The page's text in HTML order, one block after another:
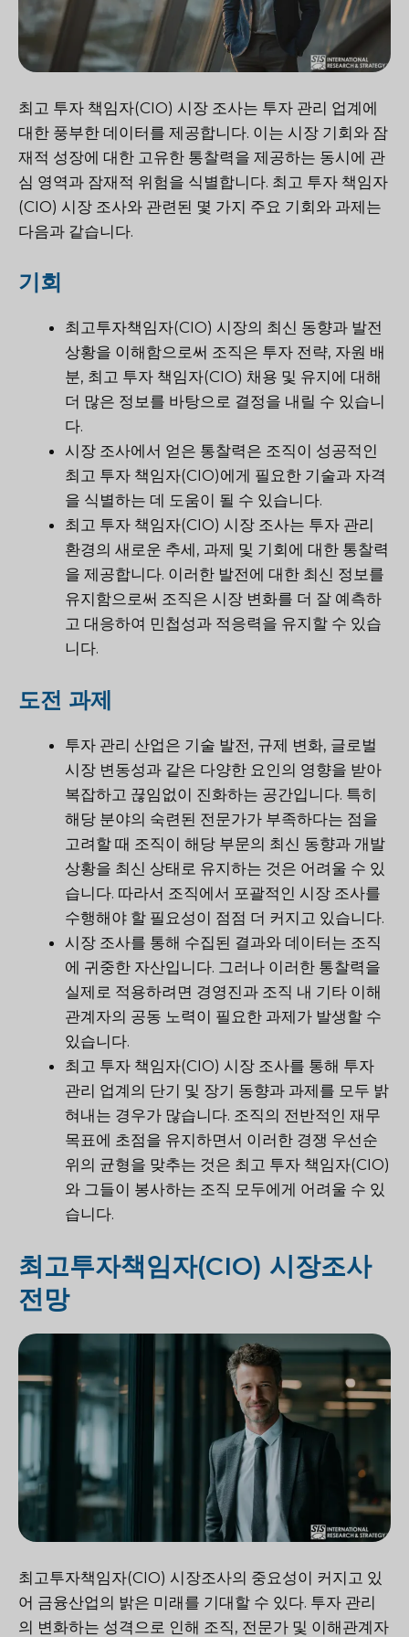
최고 투자 책임자(CIO) 시장 조사는 투자 관리 업계에
대한 풍부한 데이터를 제공합니다. 이는 시장 기회와 잠
재적 성장에 대한 고유한 통찰력을 제공하는 동시에 관
심 영역과 잠재적 위험을 식별합니다. 최고 투자 책임자
(CIO) 시장 조사와 관련된 몇 가지 주요 기회와 과제는
다음과 같습니다.
기회
최고투자책임자(CIO) 시장의 최신 동향과 발전
상황을 이해함으로써 조직은 투자 전략, 자원 배
분, 최고 투자 책임자(CIO) 채용 및 유지에 대해
더 많은 정보를 바탕으로 결정을 내릴 수 있습니
다.
시장 조사에서 얻은 통찰력은 조직이 성공적인
최고 투자 책임자(CIO)에게 필요한 기술과 자격
을 식별하는 데 도움이 될 수 있습니다.
최고 투자 책임자(CIO) 시장 조사는 투자 관리
환경의 새로운 추세, 과제 및 기회에 대한 통찰력
을 제공합니다. 이러한 발전에 대한 최신 정보를
유지함으로써 조직은 시장 변화를 더 잘 예측하
고 대응하여 민첩성과 적응력을 유지할 수 있습
니다.
도전 과제
투자 관리 산업은 기술 발전, 규제 변화, 글로벌
시장 변동성과 같은 다양한 요인의 영향을 받아
복잡하고 끊임없이 진화하는 공간입니다. 특히
해당 분야의 숙련된 전문가가 부족하다는 점을
고려할 때 조직이 해당 부문의 최신 동향과 개발
상황을 최신 상태로 유지하는 것은 어려울 수 있
습니다. 따라서 조직에서 포괄적인 시장 조사를
수행해야 할 필요성이 점점 더 커지고 있습니다.
시장 조사를 통해 수집된 결과와 데이터는 조직
에 귀중한 자산입니다. 그러나 이러한 통찰력을
실제로 적용하려면 경영진과 조직 내 기타 이해
관계자의 공동 노력이 필요한 과제가 발생할 수
있습니다.
최고 투자 책임자(CIO) 시장 조사를 통해 투자
관리 업계의 단기 및 장기 동향과 과제를 모두 밝
혀내는 경우가 많습니다. 조직의 전반적인 재무
목표에 초점을 유지하면서 이러한 경쟁 우선순
위의 균형을 맞추는 것은 최고 투자 책임자(CIO)
와 그들이 봉사하는 조직 모두에게 어려울 수 있
습니다.
최고투자책임자(CIO) 시장조사
전망
최고투자책임자(CIO) 시장조사의 중요성이 커지고 있
어 금융산업의 밝은 미래를 기대할 수 있다. 투자 관리
의 변화하는 성격으로 인해 조직, 전문가 및 이해관계자